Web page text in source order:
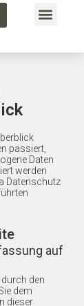
Menü
passiert,
Daten
werden
Datenschutz
auf
den
dem
dieser